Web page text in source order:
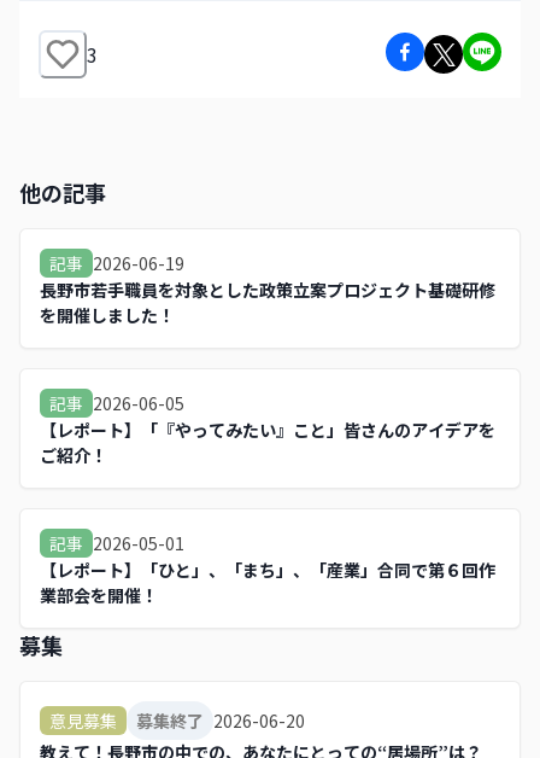
3
他の記事
記事 2026-06-19
長野市若手職員を対象とした政策立案プロジェクト基礎研修
を開催しました！
記事 2026-06-05
【レポート】「『やってみたい』こと」皆さんのアイデアを
ご紹介！
記事 2026-05-01
【レポート】「ひと」、「まち」、「産業」合同で第６回作
業部会を開催！
募集
意見募集 募集終了 2026-06-20
教えて！長野市の中での、あなたにとっての“居場所”は？